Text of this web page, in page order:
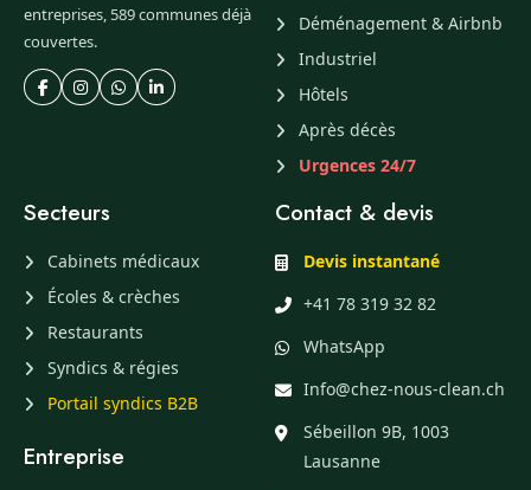
entreprises, 589 communes déjà
couvertes.
Déménagement & Airbnb
Industriel
Hôtels
Après décès
Urgences 24/7
Secteurs
Cabinets médicaux
Écoles & crèches
Restaurants
Syndics & régies
Portail syndics B2B
Entreprise
Contact & devis
Devis instantané
+41 78 319 32 82
WhatsApp
Info@chez-nous-clean.ch
Sébeillon 9B, 1003
Lausanne